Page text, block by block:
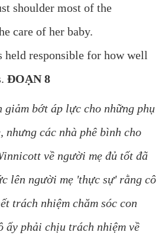
shoulder most of the
care of her baby.
held responsible for how well
ĐOẠN 8
giảm bớt áp lực cho những phụ
nhưng các nhà phê bình cho
về người mẹ đủ tốt đã
lên người mẹ 'thực sự' rằng cô
trách nhiệm chăm sóc con
ấy phải chịu trách nhiệm về